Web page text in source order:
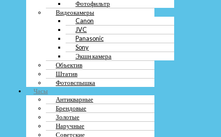
Фотофильтр
Видеокамеры
Canon
JVC
Panasonic
Sony
Экшн камера
Объектив
Штатив
Фотовспышка
Часы
Антикварные
Брендовые
Золотые
Наручные
Советские
Часы
Брендовые
Золотые
Наручные
Советские
Старые